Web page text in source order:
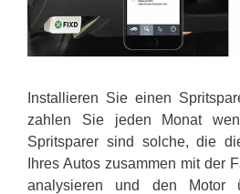
Installieren Sie einen
zahlen Sie jeden Monat
Spritsparer sind solche, die
Ihres Autos zusammen mit der
analysieren und den Motor